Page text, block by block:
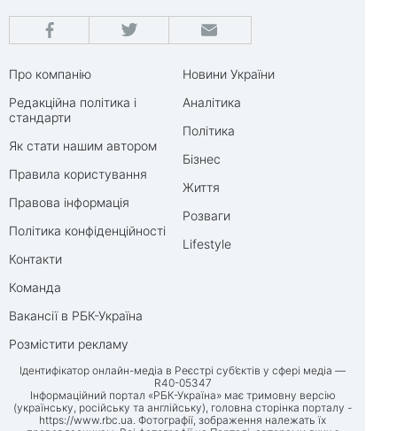
Про компанію
Редакційна політика і
стандарти
Як стати нашим автором
Правила користування
Правова інформація
Політика конфіденційності
Контакти
Команда
Вакансії в РБК-Україна
Розмістити рекламу
Новини України
Аналітика
Політика
Бізнес
Життя
Розваги
Lifestyle
Ідентифікатор онлайн-медіа в Реєстрі суб’єктів у сфері медіа —
R40-05347
Інформаційний портал «РБК-Україна» має тримовну версію
(українську, російську та англійську), головна сторінка порталу -
https://www.rbc.ua. Фотографії, зображення належать їх